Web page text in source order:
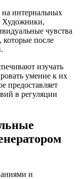
на интернальных
Художники,
чувства
после
изучать
умение к их
предоставляет
в регуляции
и